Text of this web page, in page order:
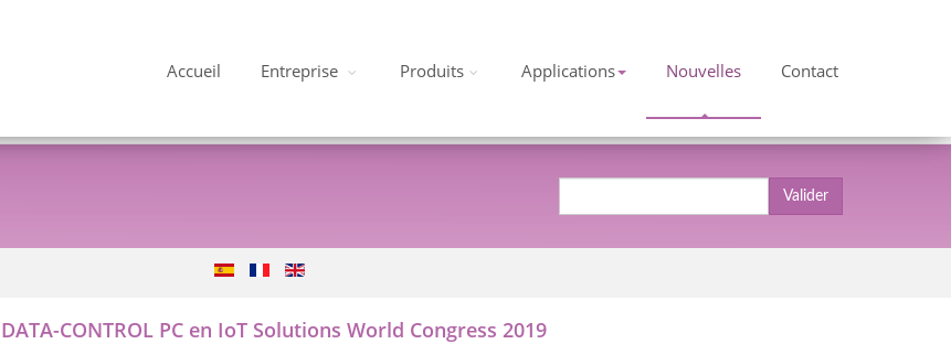
Accueil Entreprise Produits Applications Nouvelles Contact
Valider
DATA-CONTROL PC en IoT Solutions World Congress 2019